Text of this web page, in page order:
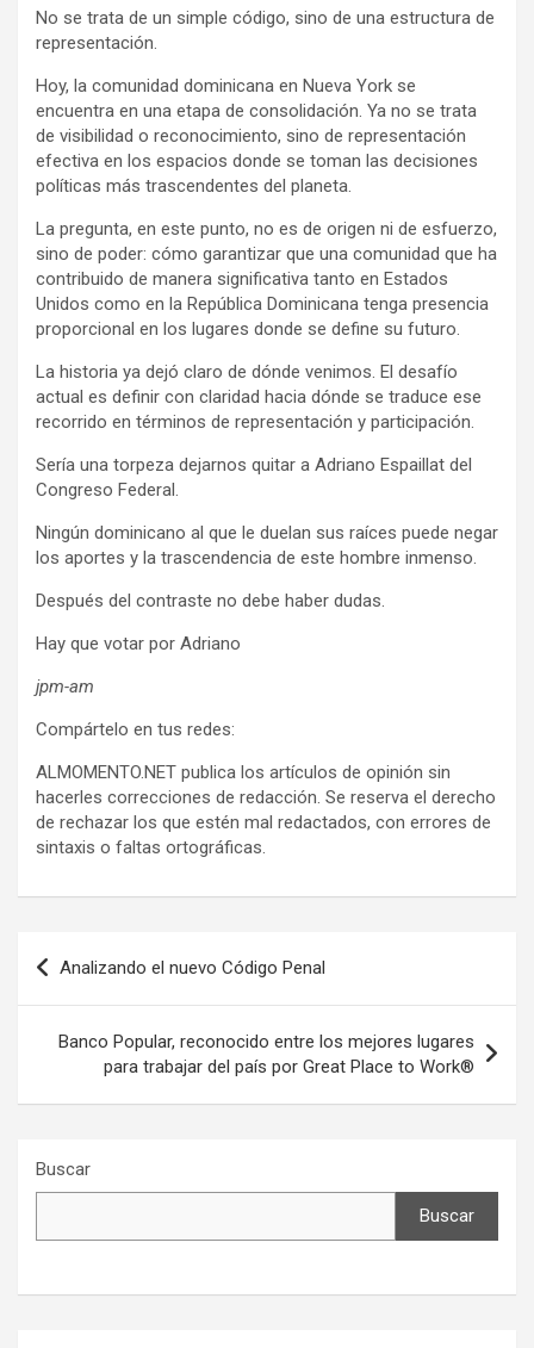
No se trata de un simple código, sino de una estructura de
representación.
Hoy, la comunidad dominicana en Nueva York se
encuentra en una etapa de consolidación. Ya no se trata
de visibilidad o reconocimiento, sino de representación
efectiva en los espacios donde se toman las decisiones
políticas más trascendentes del planeta.
La pregunta, en este punto, no es de origen ni de esfuerzo,
sino de poder: cómo garantizar que una comunidad que ha
contribuido de manera significativa tanto en Estados
Unidos como en la República Dominicana tenga presencia
proporcional en los lugares donde se define su futuro.
La historia ya dejó claro de dónde venimos. El desafío
actual es definir con claridad hacia dónde se traduce ese
recorrido en términos de representación y participación.
Sería una torpeza dejarnos quitar a Adriano Espaillat del
Congreso Federal.
Ningún dominicano al que le duelan sus raíces puede negar
los aportes y la trascendencia de este hombre inmenso.
Después del contraste no debe haber dudas.
Hay que votar por Adriano
jpm-am
Compártelo en tus redes:
ALMOMENTO.NET publica los artículos de opinión sin
hacerles correcciones de redacción. Se reserva el derecho
de rechazar los que estén mal redactados, con errores de
sintaxis o faltas ortográficas.
Navegación
de
entradas
Analizando el nuevo Código Penal
Banco Popular, reconocido entre los mejores lugares
para trabajar del país por Great Place to Work®️
Buscar
Buscar